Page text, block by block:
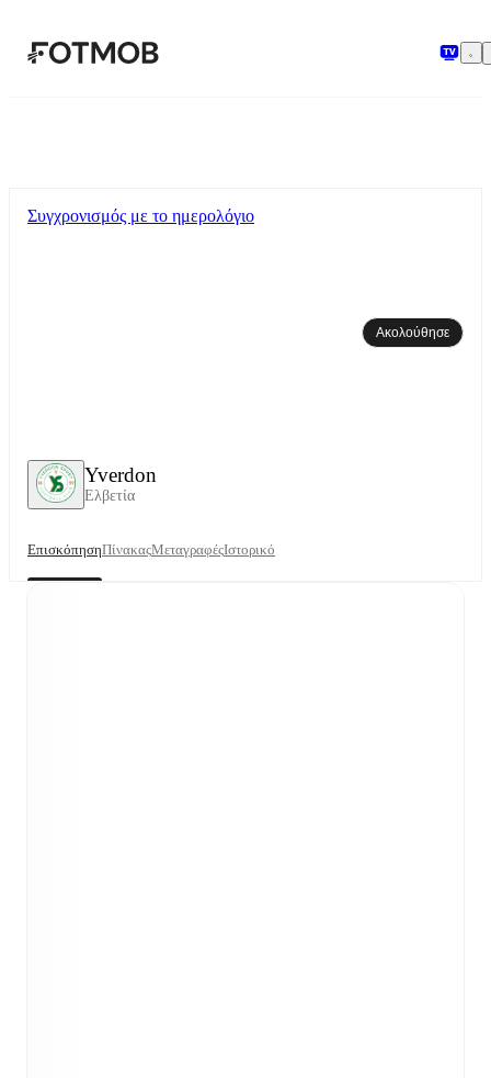
Yverdon
Ελβετία
Συγχρονισμός με το ημερολόγιο
Ακολούθησε
ΕπισκόπησηΠίνακαςΜεταγραφέςΙστορικό